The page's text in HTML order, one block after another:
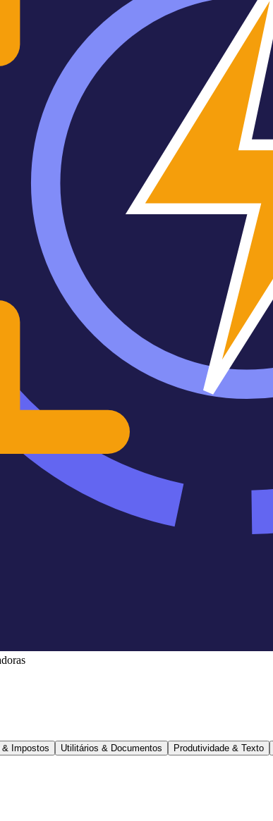
& Impostos Utilitários & Documentos Produtividade & Texto